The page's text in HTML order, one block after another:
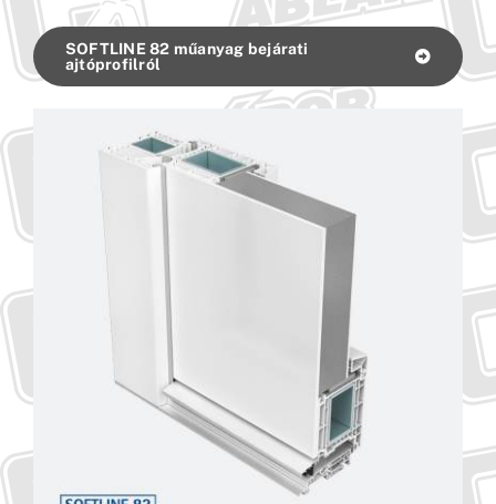
SOFTLINE 82 műanyag bejárati
ajtóprofilról